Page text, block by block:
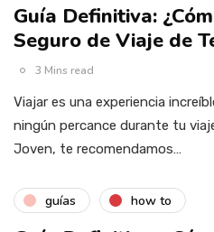
Guía Definitiva:
Seguro de Viaje de
3 Mins read
Viajar es una experiencia
ningún percance durante tu
Joven, te recomendamos…
guías how to